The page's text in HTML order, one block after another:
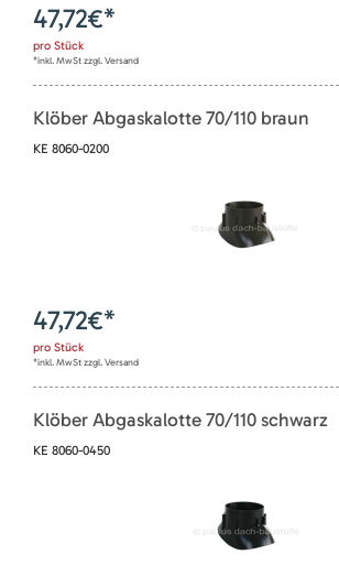
47,72€*
pro Stück
*inkl. MwSt zzgl. Versand
Klöber Abgaskalotte 70/110 braun
KE 8060-0200
47,72€*
pro Stück
*inkl. MwSt zzgl. Versand
Klöber Abgaskalotte 70/110 schwarz
KE 8060-0450